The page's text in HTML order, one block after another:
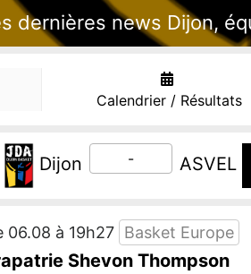
dernières news Dijon,
Calendrier / Résultats
Dijon - ASVEL
06.08 à 19h27 Basket Europe
Shevon Thompson